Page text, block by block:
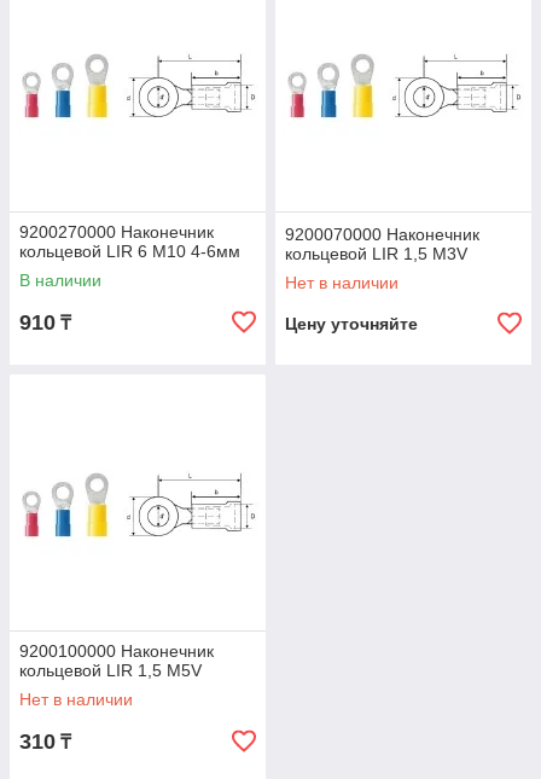
9200270000 Наконечник
кольцевой LIR 6 M10 4-6мм
В наличии
910 ₸
9200070000 Наконечник
кольцевой LIR 1,5 M3V
Нет в наличии
Цену уточняйте
9200100000 Наконечник
кольцевой LIR 1,5 M5V
Нет в наличии
310 ₸